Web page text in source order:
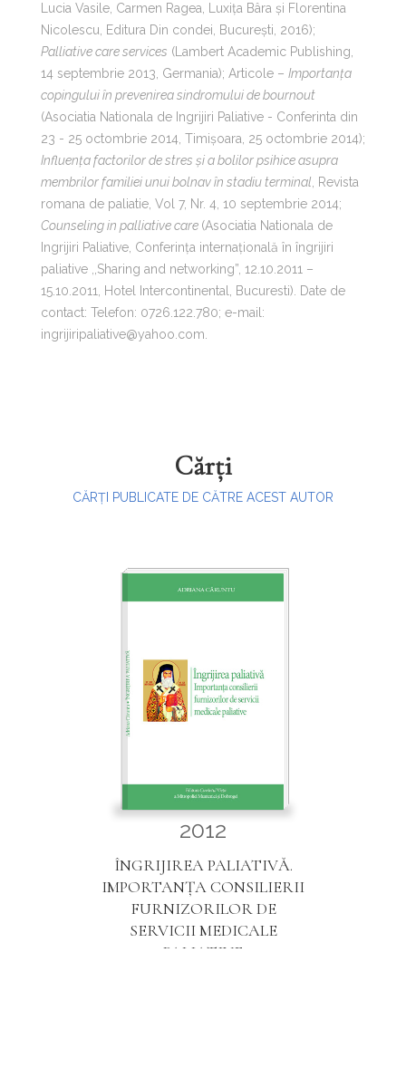
Lucia Vasile, Carmen Ragea, Luxița Bâra și Florentina
Nicolescu, Editura Din condei, București, 2016);
Palliative care services (Lambert Academic Publishing,
14 septembrie 2013, Germania); Articole – Importanța
copingului în prevenirea sindromului de bournout
(Asociatia Nationala de Ingrijiri Paliative - Conferinta din
23 - 25 octombrie 2014, Timișoara, 25 octombrie 2014);
Influența factorilor de stres și a bolilor psihice asupra
membrilor familiei unui bolnav în stadiu terminal , Revista
romana de paliatie, Vol 7, Nr. 4, 10 septembrie 2014;
Counseling in palliative care (Asociatia Nationala de
Ingrijiri Paliative, Conferința internațională în îngrijiri
paliative ,,Sharing and networking”, 12.10.2011 –
15.10.2011, Hotel Intercontinental, Bucuresti). Date de
contact: Telefon: 0726.122.780; e-mail:
ingrijiripaliative@yahoo.com.
Cărți
CĂRȚI PUBLICATE DE CĂTRE ACEST AUTOR
2012
ÎNGRIJIREA PALIATIVĂ.
IMPORTANŢA CONSILIERII
FURNIZORILOR DE
SERVICII MEDICALE
PALIATIVE